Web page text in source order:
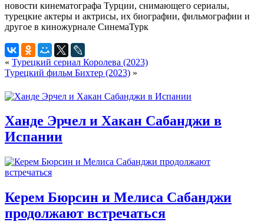
« Турецкий сериал Королева (2023)
Турецкий фильм Бихтер (2023) »
Ханде Эрчел и Хакан Сабанджи в
Испании
Керем Бюрсин и Мелиса Сабанджи
продолжают встречаться